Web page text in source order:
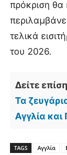
πρόκριση θα
τελικά
του 2026.
Δείτε
Τα
Αγγλία και
TAGS Αγγλία